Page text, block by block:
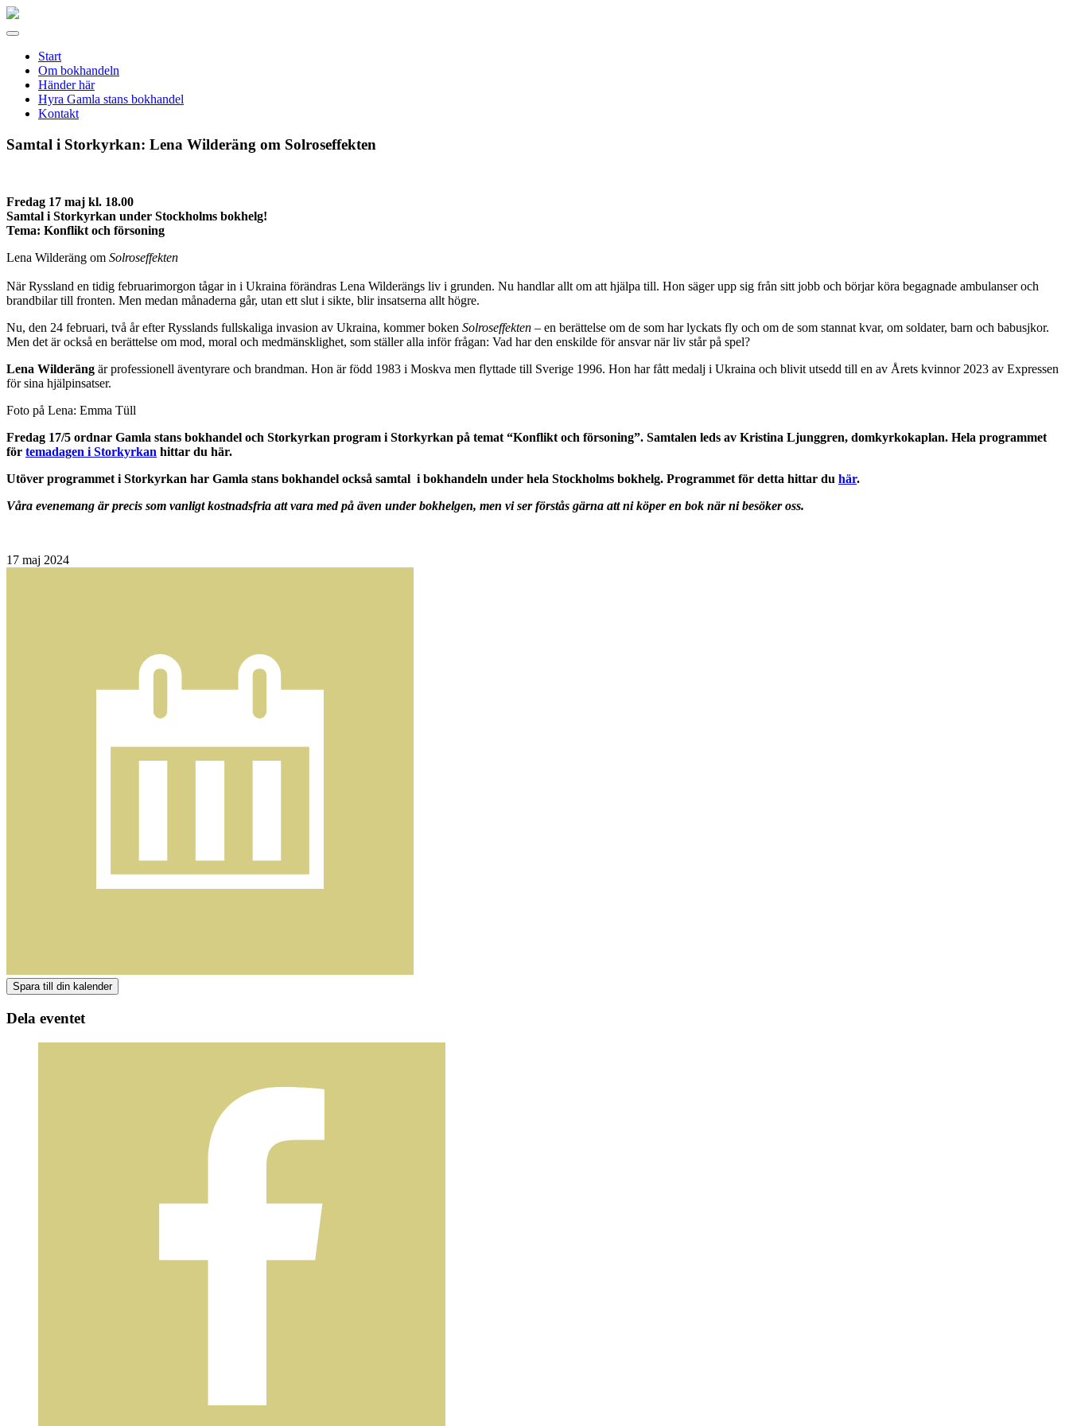
Gamla
Meny
Start
Om bokhandeln
Händer här
Hyra Gamla stans bokhandel
Kontakt
Samtal i Storkyrkan: Lena Wilderäng om Solroseffekten
Fredag 17 maj kl. 18.00
Samtal i Storkyrkan under Stockholms bokhelg!
Tema: Konflikt och försoning
Lena Wilderäng om Solroseffekten
När Ryssland en tidig februarimorgon tågar in i Ukraina förändras Lena Wilderängs liv i grunden. Nu handlar allt om att hjälpa till. Hon säger upp sig från sitt jobb och ­börjar köra begagnade ambulanser och
brandbilar till fronten. Men medan månaderna går, utan ett slut i sikte, blir insatserna allt högre.
Nu, den 24 februari, två år efter Rysslands fullskaliga invasion av Ukraina, kommer boken Solroseffekten – en berättelse om de som har lyckats fly och om de som stannat kvar, om soldater, barn och babusjkor.
Men det är också en berättelse om mod, moral och medmänsklighet, som ställer alla inför ­frågan: Vad har den enskilde för ansvar när liv står på spel?
Lena Wilderäng är professionell äventyrare och brandman. Hon är född 1983 i Moskva men flyttade till Sverige 1996. Hon har fått medalj i Ukraina och blivit utsedd till en av Årets kvinnor 2023 av Expressen
för sina hjälpinsatser.
Foto på Lena: Emma Tüll
Fredag 17/5 ordnar Gamla stans bokhandel och Storkyrkan program i Storkyrkan på temat “Konflikt och försoning”. Samtalen leds av Kristina Ljunggren, domkyrkokaplan. Hela programmet
för temadagen i Storkyrkan hittar du här.
Utöver programmet i Storkyrkan har Gamla stans bokhandel också samtal i bokhandeln under hela Stockholms bokhelg. Programmet för detta hittar du här.
Våra evenemang är precis som vanligt kostnadsfria att vara med på även under bokhelgen, men vi ser förstås gärna att ni köper en bok när ni besöker oss.
17 maj 2024
Dela eventet